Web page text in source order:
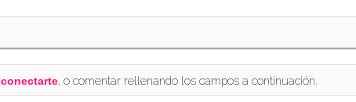
conectarte, o comentar rellenando los campos a continuación.